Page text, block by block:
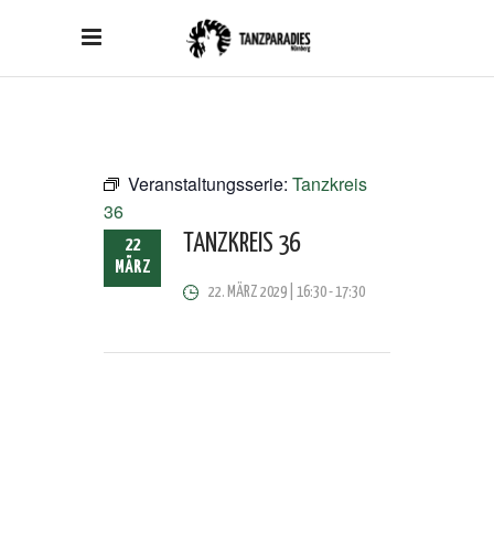
Veranstaltungsserie: Tanzkreis
36
22
MÄRZ
TANZKREIS 36
22. MÄRZ 2029 | 16:30-17:30